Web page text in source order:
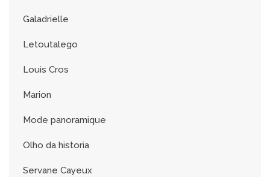
Galadrielle
Letoutalego
Louis Cros
Marion
Mode panoramique
Olho da historia
Servane Cayeux